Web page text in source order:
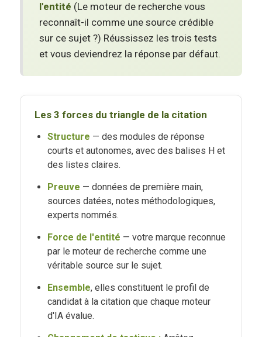
l'entité (Le moteur de recherche vous
reconnaît-il comme une source crédible
sur ce sujet ?) Réussissez les trois tests
et vous deviendrez la réponse par défaut.
Les 3 forces du triangle de la citation
Structure — des modules de réponse
courts et autonomes, avec des balises H et
des listes claires.
Preuve — données de première main,
sources datées, notes méthodologiques,
experts nommés.
Force de l'entité — votre marque reconnue
par le moteur de recherche comme une
véritable source sur le sujet.
Ensemble, elles constituent le profil de
candidat à la citation que chaque moteur
d'IA évalue.